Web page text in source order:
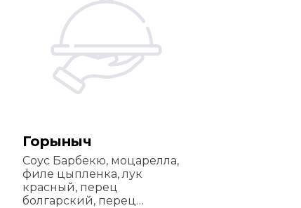
Горыныч
Соус Барбекю, моцарелла,
филе цыпленка, лук
красный, перец
болгарский, перец